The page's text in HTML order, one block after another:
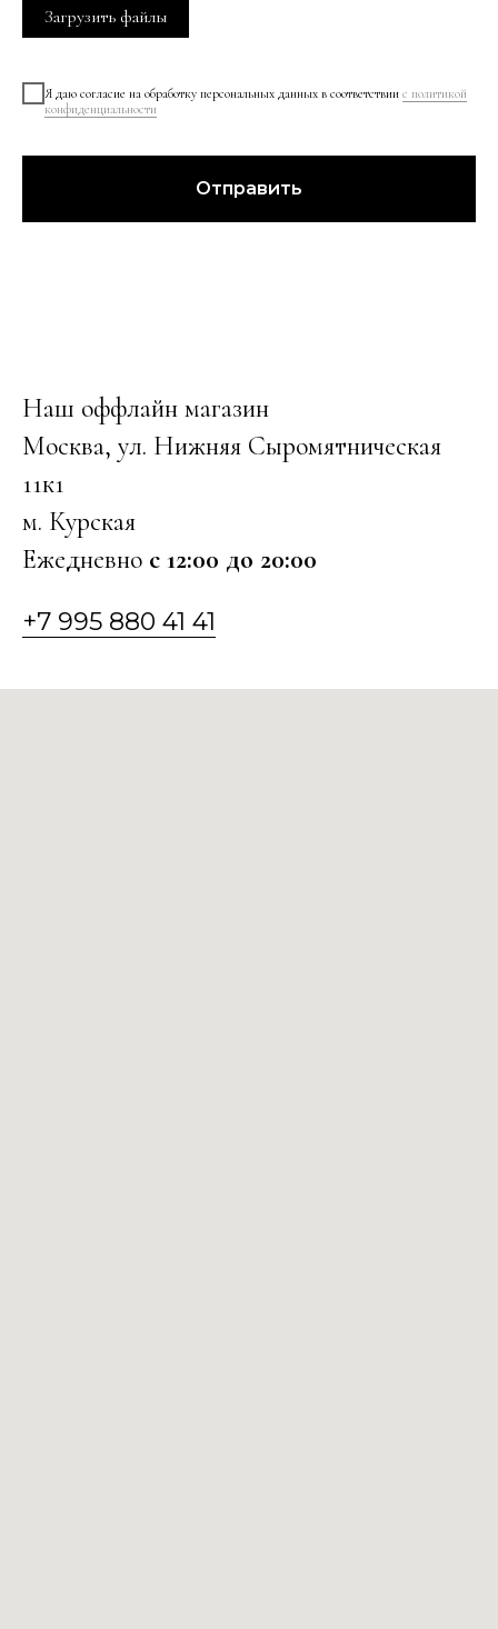
Загрузить файлы
Я даю согласие на обработку персональных данных в соответствии с политикой
конфиденциальности
Отправить
Наш оффлайн магазин
Москва, ул. Нижняя Сыромятническая
11к1
м. Курская
Ежедневно с 12:00 до 20:00
+7 995 880 41 41